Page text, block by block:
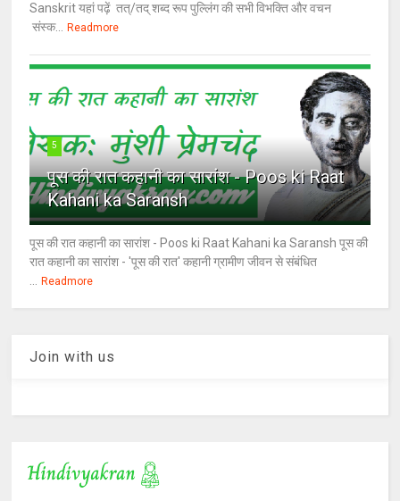
Sanskrit यहां पढ़ें तत्/तद् शब्द रूप पुल्लिंग की सभी विभक्ति और वचन
संस्क... Readmore
5
पूस की रात कहानी का सारांश - Poos ki Raat
Kahani ka Saransh
पूस की रात कहानी का सारांश - Poos ki Raat Kahani ka Saransh पूस की
रात कहानी का सारांश - 'पूस की रात' कहानी ग्रामीण जीवन से संबंधित
... Readmore
Join with us